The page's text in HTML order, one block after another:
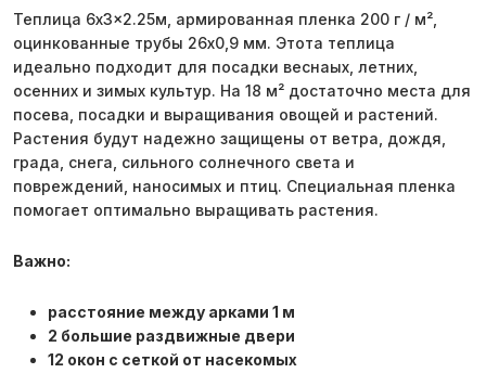
Теплица 6x3x2.25м, армированная пленка 200 г / м²,
оцинкованные трубы 26х0,9 мм. Этота теплица
идеально подходит для посадки веснаых, летних,
осенних и зимых культур. На 18 м² достаточно места для
посева, посадки и выращивания овощей и растений.
Растения будут надежно защищены от ветра, дождя,
града, снега, сильного солнечного света и
повреждений, наносимых и птиц. Специальная пленка
помогает оптимально выращивать растения.
Важно:
расстояние между арками 1 м
2 большие раздвижные двери
12 окон с сеткой от насекомых